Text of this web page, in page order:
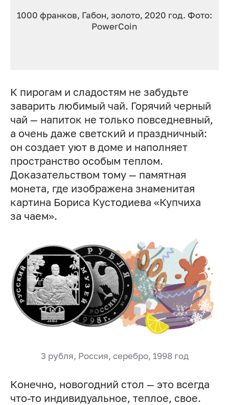
1000 франков, Габон, золото, 2020 год. Фото:
PowerCoin
К пирогам и сладостям не забудьте
заварить любимый чай. Горячий черный
чай — напиток не только повседневный,
а очень даже светский и праздничный:
он создает уют в доме и наполняет
пространство особым теплом.
Доказательством тому — памятная
монета, где изображена знаменитая
картина Бориса Кустодиева «Купчиха
за чаем».
3 рубля, Россия, серебро, 1998 год
Конечно, новогодний стол — это всегда
что-то индивидуальное, теплое, свое.